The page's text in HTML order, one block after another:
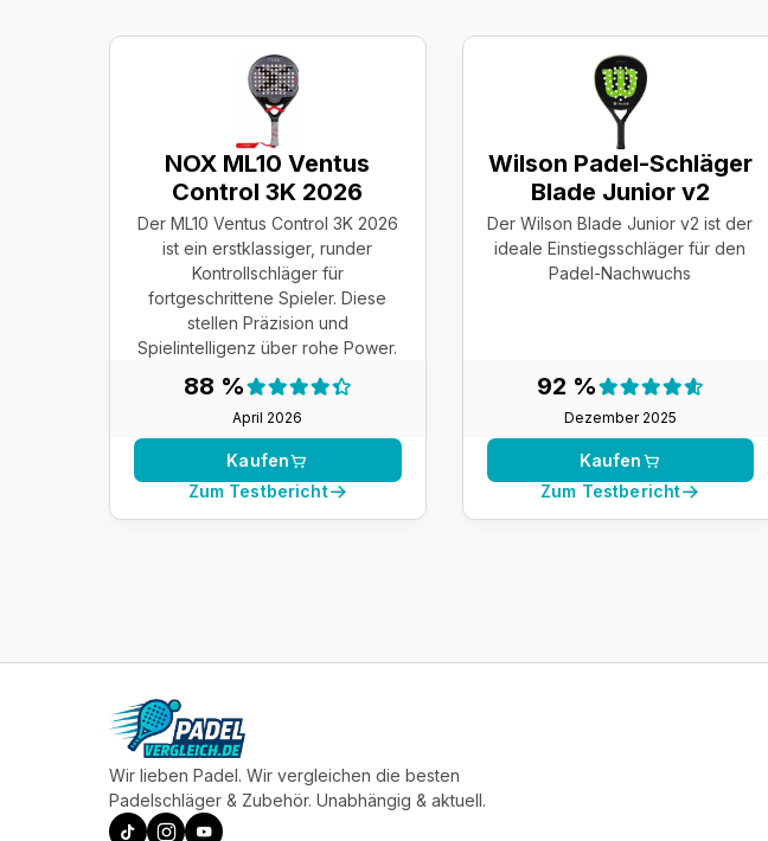
NOX ML10 Ventus
Control 3K 2026
Der ML10 Ventus Control 3K 2026
ist ein erstklassiger, runder
Kontrollschläger für
fortgeschrittene Spieler. Diese
stellen Präzision und
Spielintelligenz über rohe Power.
88 %
April 2026
Testergebnis:
88 %
Kaufen
Zum Testbericht
Wilson Padel-Schläger
Blade Junior v2
Der Wilson Blade Junior v2 ist der
ideale Einstiegsschläger für den
Padel-Nachwuchs
92 %
Dezember 2025
Testergebnis:
92 %
Kaufen
Zum Testbericht
Wir lieben Padel. Wir vergleichen die besten
Padelschläger & Zubehör. Unabhängig & aktuell.